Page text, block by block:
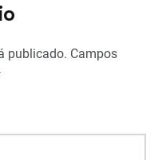
publicado. Campos